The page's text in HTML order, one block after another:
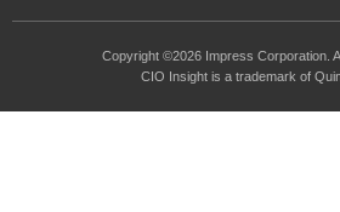
Copyright ©2026 Impress Corporation.
CIO Insight is a trademark of